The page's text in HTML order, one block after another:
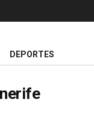
DEPORTES